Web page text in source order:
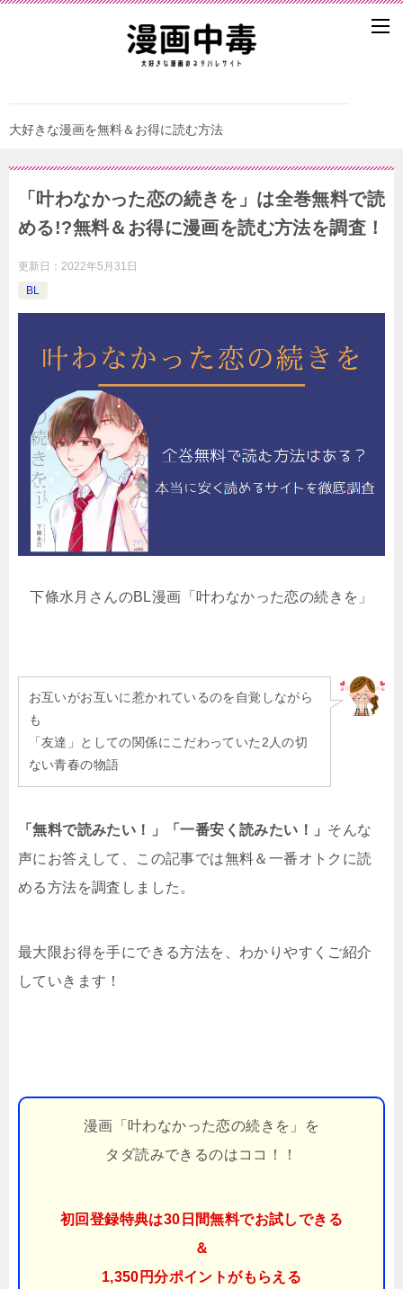
大好きな漫画を無料＆お得に読む方法
「叶わなかった恋の続きを」は全巻無料で読
める!?無料＆お得に漫画を読む⽅法を調査！
更新日： 2022年5月31日
BL
下條水月さんのBL漫画「叶わなかった恋の続きを」
お互いがお互いに惹かれているのを自覚しながら
も
「友達」としての関係にこだわっていた2人の切
ない青春の物語
「無料で読みたい！」「一番安く読みたい！」 そんな
声にお答えして、この記事では無料＆一番オトクに読
める方法を調査しました。
最大限お得を手にできる方法を、わかりやすくご紹介
していきます！
漫画「叶わなかった恋の続きを」を
タダ読みできるのはココ！！
初回登録特典は30日間無料でお試しできる
＆
1,350円分ポイントがもらえる